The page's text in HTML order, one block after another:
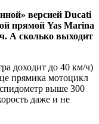
версией Ducati
прямой Yas Marina
А сколько выходит
доходит до 40 км/ч)
прямика мотоцикл
выше 300
даже и не